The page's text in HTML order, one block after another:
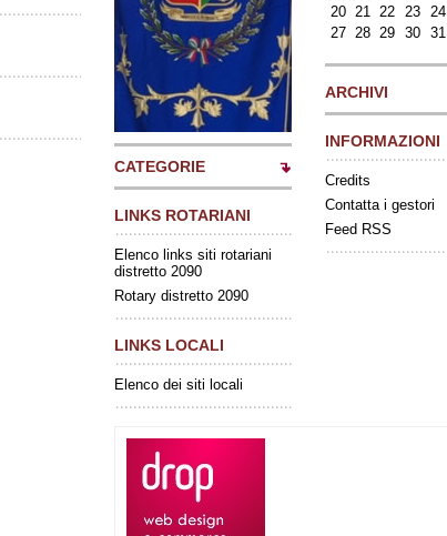
CATEGORIE
LINKS ROTARIANI
Elenco links siti rotariani
distretto 2090
Rotary distretto 2090
LINKS LOCALI
Elenco dei siti locali
20 21 22 23 24
27 28 29 30 31
ARCHIVI
INFORMAZIONI
Credits
Contatta i gestori
Feed RSS